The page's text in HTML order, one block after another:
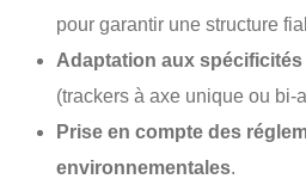
pour garantir une structure
Adaptation aux
(trackers à axe unique ou bi-
Prise en compte des
environnementales.